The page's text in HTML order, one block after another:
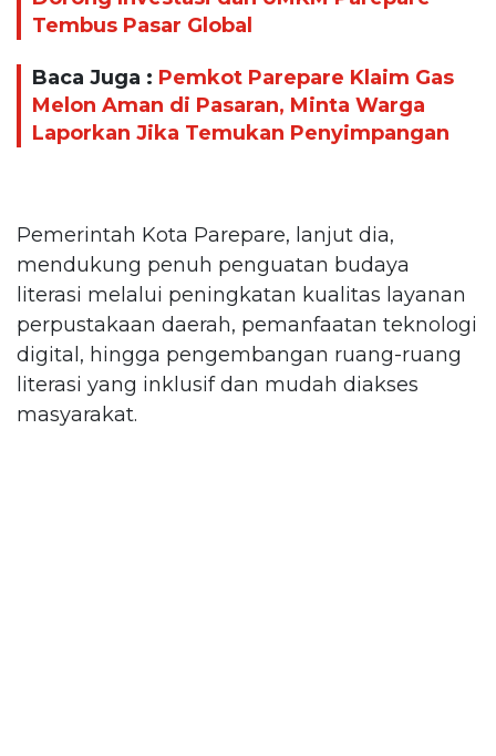
Tembus Pasar Global
Baca Juga : Pemkot Parepare Klaim Gas
Melon Aman di Pasaran, Minta Warga
Laporkan Jika Temukan Penyimpangan
Pemerintah Kota Parepare, lanjut dia,
mendukung penuh penguatan budaya
literasi melalui peningkatan kualitas layanan
perpustakaan daerah, pemanfaatan teknologi
digital, hingga pengembangan ruang-ruang
literasi yang inklusif dan mudah diakses
masyarakat.